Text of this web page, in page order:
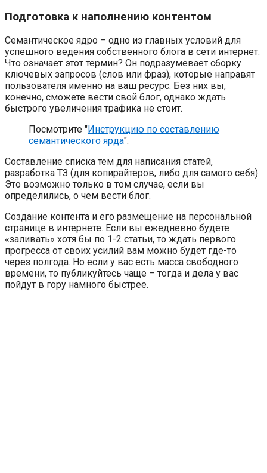
Подготовка к наполнению контентом
Семантическое ядро – одно из главных условий для
успешного ведения собственного блога в сети интернет.
Что означает этот термин? Он подразумевает сборку
ключевых запросов (слов или фраз), которые направят
пользователя именно на ваш ресурс. Без них вы,
конечно, сможете вести свой блог, однако ждать
быстрого увеличения трафика не стоит.
Посмотрите "Инструкцию по составлению
семантического ярда".
Составление списка тем для написания статей,
разработка ТЗ (для копирайтеров, либо для самого себя).
Это возможно только в том случае, если вы
определились, о чем вести блог.
Создание контента и его размещение на персональной
странице в интернете. Если вы ежедневно будете
«заливать» хотя бы по 1-2 статьи, то ждать первого
прогресса от своих усилий вам можно будет где-то
через полгода. Но если у вас есть масса свободного
времени, то публикуйтесь чаще – тогда и дела у вас
пойдут в гору намного быстрее.